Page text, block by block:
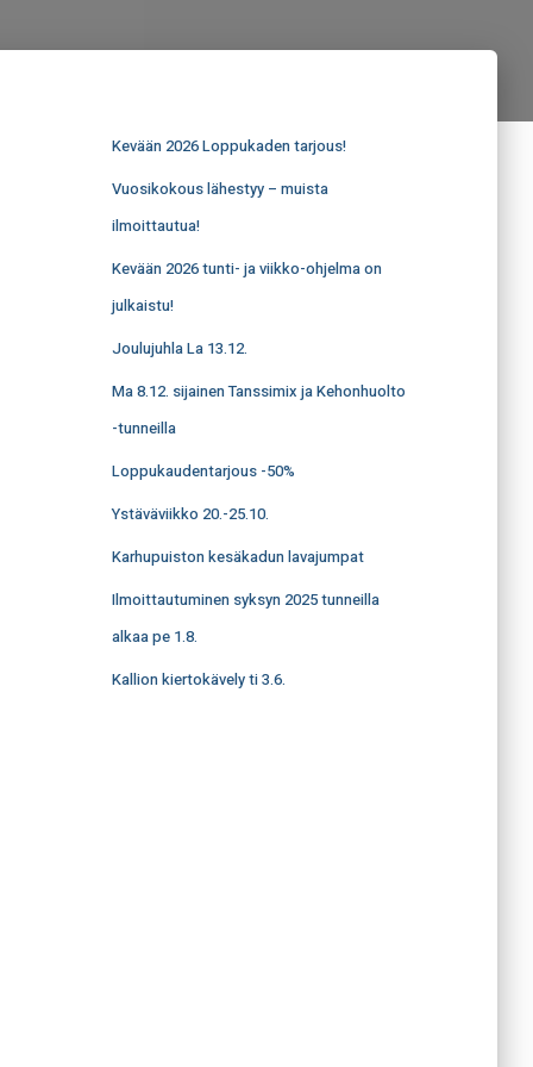
Kevään 2026 Loppukaden tarjous!
Vuosikokous lähestyy – muista
ilmoittautua!
Kevään 2026 tunti- ja viikko-ohjelma on
julkaistu!
Joulujuhla La 13.12.
Ma 8.12. sijainen Tanssimix ja Kehonhuolto
-tunneilla
Loppukaudentarjous -50%
Ystäväviikko 20.-25.10.
Karhupuiston kesäkadun lavajumpat
Ilmoittautuminen syksyn 2025 tunneilla
alkaa pe 1.8.
Kallion kiertokävely ti 3.6.